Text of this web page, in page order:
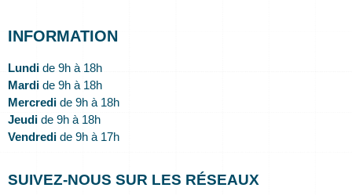
INFORMATION
Lundi de 9h à 18h
Mardi de 9h à 18h
Mercredi de 9h à 18h
Jeudi de 9h à 18h
Vendredi de 9h à 17h
SUIVEZ-NOUS SUR LES RÉSEAUX